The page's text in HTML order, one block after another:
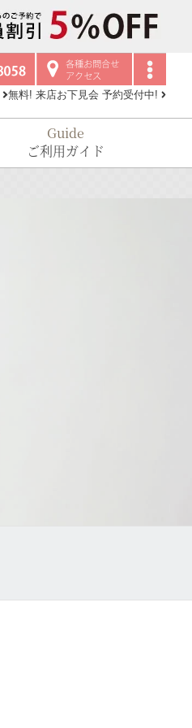
無料! 来店お下見会 予約受付中!
Guide
ご利用ガイド